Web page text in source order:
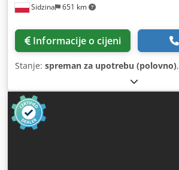
Sidzina 651 km
Informacije o cijeni
Stanje: spreman za upotrebu (polovno),